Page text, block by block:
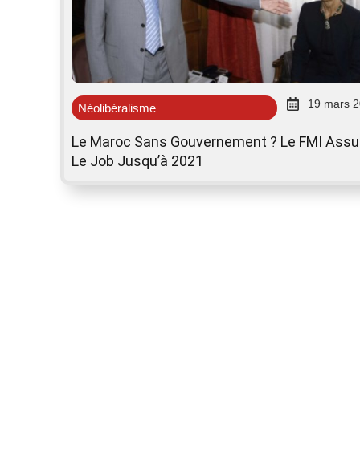
Néolibéralisme 19 mars
Le Maroc Sans Gouvernement ? Le FMI
Le Job Jusqu’à 2021